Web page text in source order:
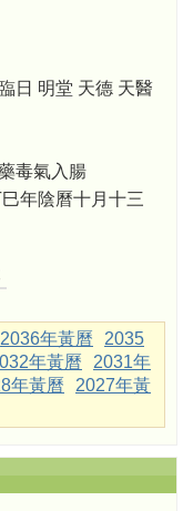
日 明堂 天德 天醫
毒氣入腸
年陰曆十月十三
2036年黃曆
2035
年黃曆
2031年
年黃曆
2027年黃